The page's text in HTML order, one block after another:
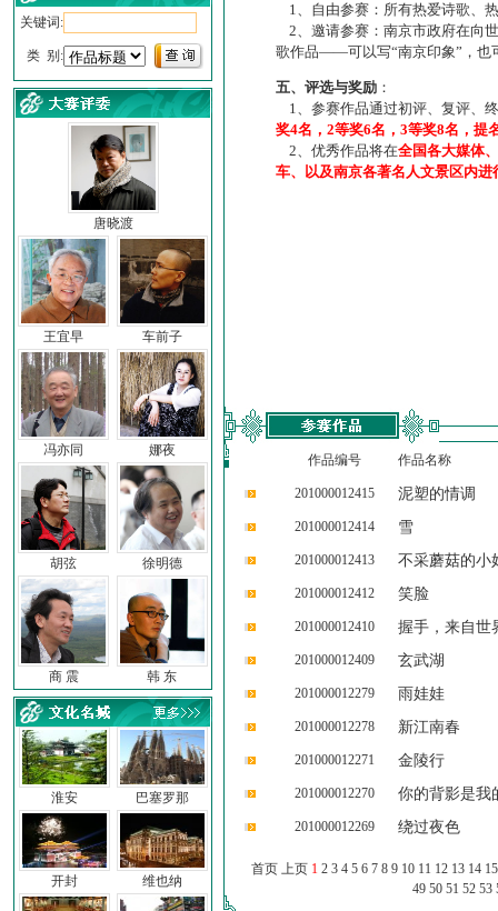
关键词:
类 别:
唐晓渡
王宜早 车前子
冯亦同 娜夜
胡弦 徐明德
商 震 韩 东
淮安
开封
巴塞罗那
维也纳
1、自由参赛：所有热爱诗歌、
2、邀请参赛：南京市政府在向
歌作品——可以写“南京印象”，也
五、评选与奖励 ：
1、参赛作品通过初评、复评、
奖4名，2等奖6名，3等奖8名，提
2、优秀作品将在全国各大媒体
车、以及南京各著名人文景区内进
作品编号 作品名称
201000012415 泥塑的情调
201000012414 雪
201000012413 不采蘑菇的小
201000012412 笑脸
201000012410 握手，来自世
201000012409 玄武湖
201000012279 雨娃娃
201000012278 新江南春
201000012271 金陵行
201000012270 你的背影是我
201000012269 绕过夜色
首页 上页 1 2 3 4 5 6 7 8 9 10 11 12 13 14 15
49 50 51 52 53